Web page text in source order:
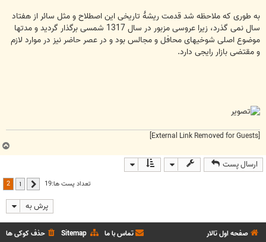
به طوری که ملاحظه شد قدمت ریشۀ تاریخی این اصطلاح و مثل سائر از هفتاد
سال نمی گذرد، زیرا عروسی مزبور در سال 1317 شمسی برگذار گردید و مدتها
موضوع اصلی شوخیهای محافل و مجالس بود و در عصر حاضر نیز در موارد لازم
و مقتضی بازار رایجی دارد.
[External Link Removed for Guests]
ارسال پست
تعداد پست ها:19 قبلی 1
2
پرش به
صفحه اول تالار حذف کوکی ها Sitemap تماس با ما